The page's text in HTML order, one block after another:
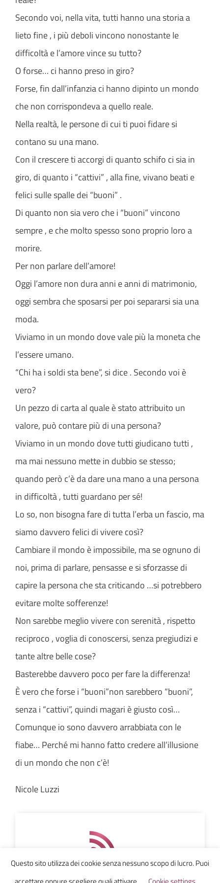
Secondo voi, nella vita, tutti hanno una storia a
lieto fine , i più deboli vincono nonostante le
difficoltà e l’amore vince su tutto?
O forse… ci hanno preso in giro?
Forse, fin dall’infanzia ci hanno dipinto un mondo
che non corrispondeva a quello reale.
Nella realtà, le persone di cui ti puoi fidare si
contano su una mano.
Con il crescere ti accorgi di quanto schifo ci sia in
giro, di quanto i “cattivi” , alla fine, vivano beati e
felici sulle spalle dei “buoni” .
Di quanto non sia vero che i “buoni” vincono
sempre , e che molto spesso sono proprio loro a
morire.
Per non parlare dell’amore!
Oggi l’amore non dura anni e anni di matrimonio,
oggi sembra che sposarsi per poi separarsi sia una
moda.
Viviamo in un mondo dove vale più la moneta che
l’essere umano.
“Chi ha i soldi sta bene”, si dice . Secondo voi è
vero?
Un pezzo di carta al quale è stato attribuito un
valore, può contare più di una persona?
Viviamo in un mondo dove tutti giudicano tutti ,
ma mai nessuno mette in dubbio se stesso;
quando però c’è da dare una mano a una persona
in difficoltà , tutti guardano per sé!
Lo so, non bisogna fare di tutta l’erba un fascio, ma
siamo davvero felici di vivere così?
Cambiare il mondo è impossibile, ma se ognuno di
noi, prima di parlare, pensasse e si sforzasse di
capire la persona che sta criticando …si potrebbero
evitare molte sofferenze!
Non sarebbe meglio vivere con serenità , rispetto
reciproco , voglia di conoscersi, senza pregiudizi e
tante altre belle cose?
Basterebbe davvero poco per fare la differenza!
È vero che forse i “buoni”non sarebbero “buoni”,
senza i “cattivi”, quindi magari è giusto così…
Comunque io sono davvero arrabbiata con le
fiabe… Perché mi hanno fatto credere all’illusione
di un mondo che non c’è!
Nicole Luzzi
Questo sito utilizza dei cookie senza nessuno scopo di lucro. Puoi